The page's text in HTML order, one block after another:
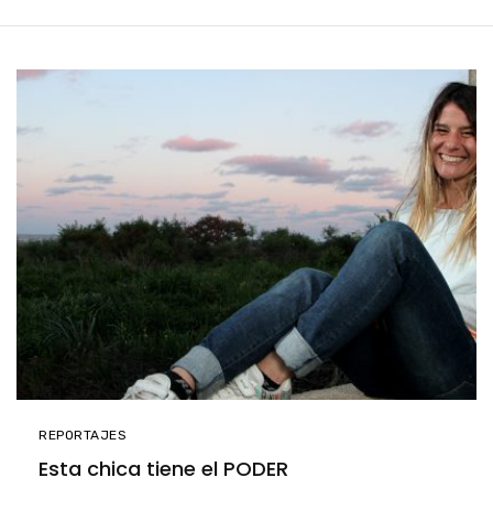
REPORTAJES
Esta chica tiene el PODER